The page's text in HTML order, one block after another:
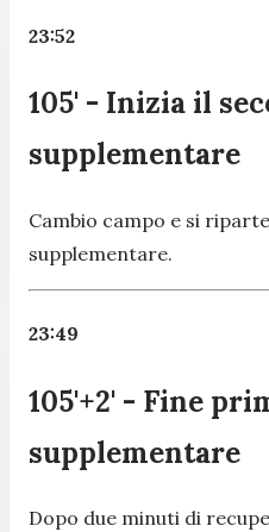
23:52
105' - Inizia il
supplementare
Cambio campo e si
supplementare.
23:49
105'+2' - Fine
supplementare
Dopo due minuti di